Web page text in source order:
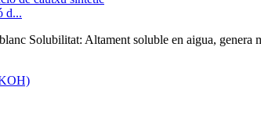
d...
Solubilitat: Altament soluble en aigua, genera